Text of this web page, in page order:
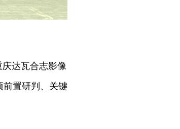
达瓦合志影像
前置研判、关键